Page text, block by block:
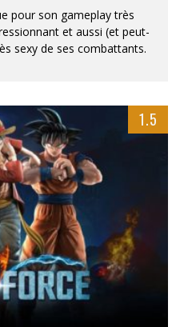
pour son gameplay très
et aussi (et peut-
sexy de ses combattants.
1.5